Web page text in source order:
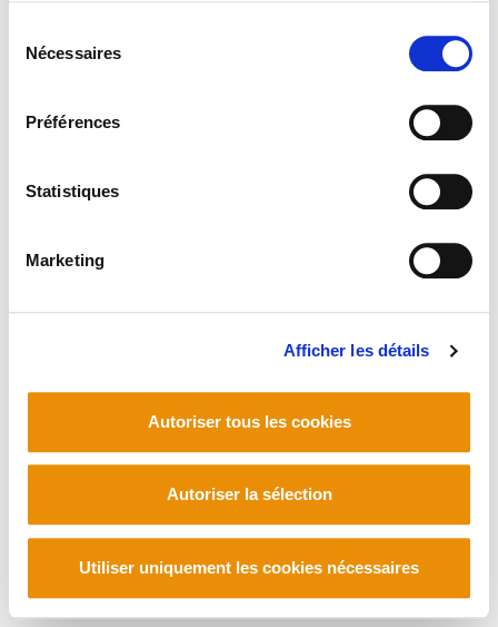
Nécessaires
Préférences
Statistiques
Marketing
Afficher les détails
Autoriser tous les cookies
Autoriser la sélection
Utiliser uniquement les cookies nécessaires
Telf. +34 94 403 77 99
Contact